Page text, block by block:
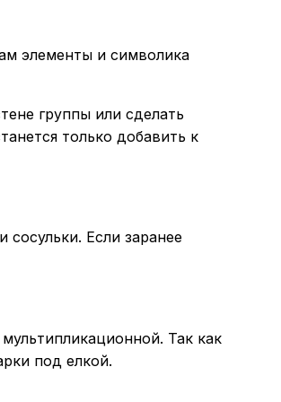
элементы и символика
группы или сделать
только добавить к
Если заранее
Так как
под елкой.